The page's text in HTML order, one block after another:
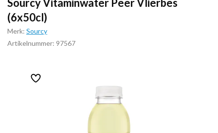
Sourcy Vitaminwater Peer Vlierbes
(6x50cl)
Merk: Sourcy
Artikelnummer: 97567